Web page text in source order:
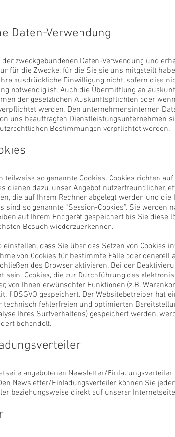
Daten-Verwendung
zweckgebundenen Daten-Verwendung und
für die Zwecke, für die Sie sie uns mitgeteilt
ausdrückliche Einwilligung nicht, sofern dies
notwendig ist. Auch die Übermittlung an
der gesetzlichen Auskunftspflichten oder
werden. Den unternehmensinternen
uns beauftragten Dienstleistungsunternehmen
Bestimmungen verpflichtet worden.
teilweise so genannte Cookies. Cookies richten
dienen dazu, unser Angebot nutzerfreundlicher,
die auf Ihrem Rechner abgelegt werden und
sind so genannte “Session-Cookies”. Sie werden
auf Ihrem Endgerät gespeichert bis Sie diese
Besuch wiederzuerkennen.
einstellen, dass Sie über das Setzen von Cookies
von Cookies für bestimmte Fälle oder
des Browser aktivieren. Bei der
sein. Cookies, die zur Durchführung des
von Ihnen erwünschter Funktionen (z.B.
f DSGVO gespeichert. Der Websitebetreiber hat
technisch fehlerfreien und optimierten
Ihres Surfverhaltens) gespeichert werden,
behandelt.
angebotenen Newsletter/
Newsletter/Einladungsverteiler können Sie
beziehungsweise direkt auf unserer